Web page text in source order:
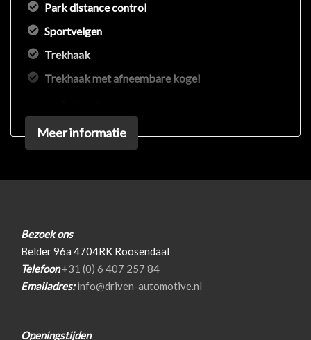
Park distance control
Sportvelgen
Trekhaak
Trekhaak met afneembare kogel
Interieur
Achterbank in delen neerklapbaar
Microvezel bekleding
Middenarmsteun voor
Stuurbekrachtiging
Meer informatie
Bezoek ons
Belder 96a 4704RK Roosendaal
Telefoon+31 (0) 6 407 257 84
Emailadres:info@driven-automotive.nl
Openingstijden